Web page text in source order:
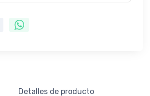
Detalles de producto